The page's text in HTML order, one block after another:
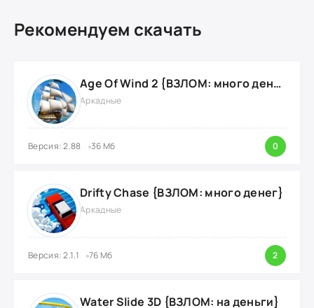
Рекомендуем скачать
Age Of Wind 2 {ВЗЛОМ: много денег}
Аркадные
Версия: 2.88 36 Мб 0
Drifty Chase {ВЗЛОМ: много денег}
Аркадные
Версия: 2.1.1 76 Мб 2
Water Slide 3D {ВЗЛОМ: на деньги}